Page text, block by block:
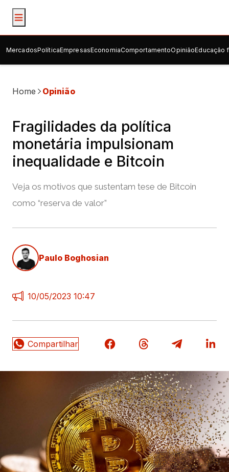
MercadosPolíticaEmpresasEconomiaComportamentoOpiniãoEducação
Home Opinião
Fragilidades da política
monetária impulsionam
inequalidade e Bitcoin
Veja os motivos que sustentam tese de Bitcoin
como “reserva de valor”
Paulo Boghosian
10/05/2023 10:47